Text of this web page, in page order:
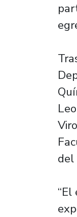
del